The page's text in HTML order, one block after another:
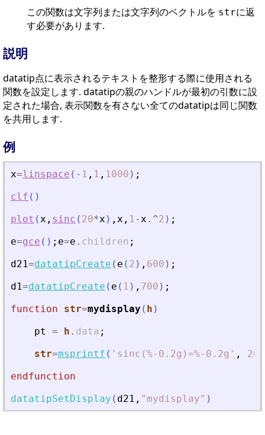
この関数は文字列または文字列のベクトルを strに返
す必要があります.
説明
datatip点に表示されるテキストを整形する際に使用される
関数を設定します. datatipの親のハンドルが最初の引数に設
定された場合, 表示関数を有さない全てのdatatipは同じ関数
を共用します.
例
x=linspace ( - 1 , 1 , 1000 ) ;
clf ( )
plot (x , sinc ( 20*x ) , x , 1-x .^2 ) ;
e=gce ( ) ; e=e . children ;
d21=datatipCreate ( e ( 2 ) , 600 ) ;
d1=datatipCreate ( e ( 1 ) , 700 ) ;
function
str=mydisplay ( h )
pt
= h . data ;
str=msprintf ( ' sinc(%-0.2g)=%-0.2g ' , 20
endfunction
datatipSetDisplay ( d21 , " mydisplay" )